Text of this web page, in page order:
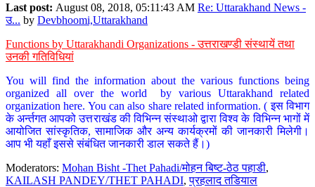
Last post: August 08, 2018, 05:11:43 AM Re: Uttarakhand News -
उ... by Devbhoomi,Uttarakhand
Functions by Uttarakhandi Organizations - उत्तराखण्डी संस्थायें तथा
उनकी गतिविधियां
You will find the information about the various functions being
organized all over the world by various Uttarakhand related
organization here. You can also share related information. ( इस विभाग
के अर्न्तगत आपको उत्तराखंड की विभिन्न संस्थाओ द्वारा विश्व के विभिन्न भागों में
आयोजित सांस्कृतिक, सामाजिक और अन्य कार्यक्रमों की जानकारी मिलेगी।
आप भी यहाँ इससे संबंधित जानकारी डाल सकते हैं।)
Moderators: Mohan Bisht -Thet Pahadi/मोहन बिष्ट-ठेठ पहाडी,
KAILASH PANDEY/THET PAHADI,प्रहलाद तडियाल